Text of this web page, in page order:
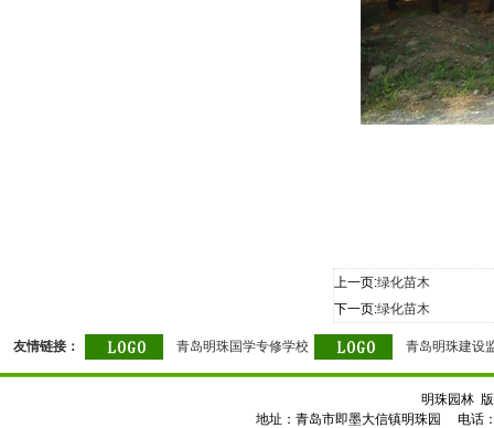
上一页:绿化苗木
下一页:绿化苗木
友情链接： 青岛明珠国学专修学校 青岛明珠建设
明珠园林
地址：青岛市即墨大信镇明珠园 电